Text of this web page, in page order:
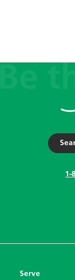
1-
Serve